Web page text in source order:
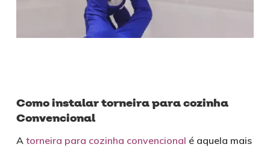
Como instalar torneira para cozinha
Convencional
A torneira para cozinha convencional é aquela mais